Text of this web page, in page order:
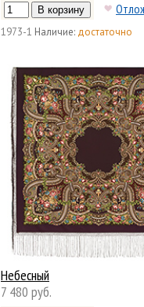
1973-1 Наличие: достаточно
Небесный
7 480 руб.